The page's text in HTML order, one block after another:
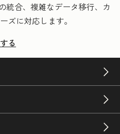
統合、複雑なデータ移行、カ
ズに対応します。
る